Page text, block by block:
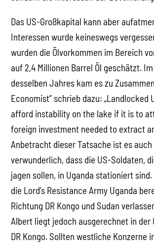
Das US-Großkapital kann aber
Interessen wurde keineswegs
wurden die Ölvorkommen im Bereich
auf 2,4 Millionen Barrel Öl geschätzt.
desselben Jahres kam es zu
Economist” schrieb dazu: „Landlocked
afford instability on the lake if it is to
foreign investment needed to extract
Anbetracht dieser Tatsache ist es
verwunderlich, dass die US-Soldaten,
jagen sollen, in Uganda stationiert
die Lord’s Resistance Army Uganda
Richtung DR Kongo und Sudan
Albert liegt jedoch ausgerechnet in der
DR Kongo. Sollten westliche Konzerne